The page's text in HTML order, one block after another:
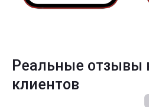
Реальные отзывы
клиентов